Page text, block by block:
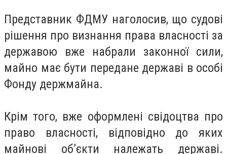
Представник ФДМУ наголосив, що судові
рішення про визнання права власності за
державою вже набрали законної сили,
майно має бути передане державі в особі
Фонду держмайна.
Крім того, вже оформлені свідоцтва про
право власності, відповідно до яких
майнові обʼєкти належать державі.